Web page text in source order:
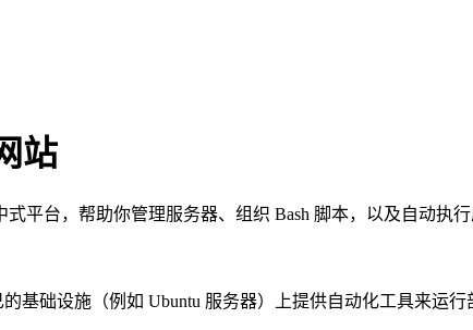
站
平台，帮助你管理服务器、组织 Bash 脚本，以及自动执
基础设施（例如 Ubuntu 服务器）上提供自动化工具来运行